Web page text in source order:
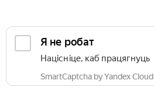
Я не робат
Націсніце, каб працягнуць
SmartCaptcha by Yandex Cloud